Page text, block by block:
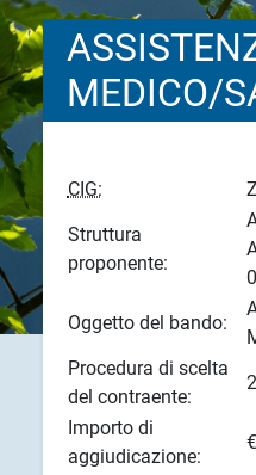
MEDICO/
CIG:
Struttura
proponente:
Oggetto del bando:
Procedura di scelta
del contraente:
Importo di
aggiudicazione:
€